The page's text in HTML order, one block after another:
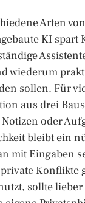
Arten
KI spart
wiederum
sollen. Für
aus drei
oder
bleibt ein
mit Eingaben
sollte